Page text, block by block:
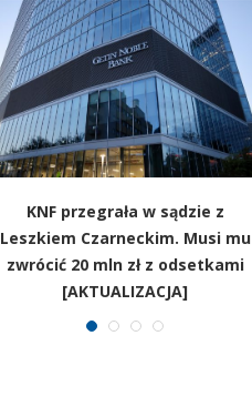
KNF przegrała w sądzie z
Leszkiem Czarneckim. Musi mu
zwrócić 20 mln zł z odsetkami
[AKTUALIZACJA]